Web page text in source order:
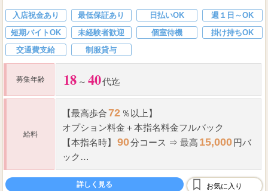
入店祝金あり 最低保証あり 日払いOK
週１日～OK
短期バイトOK
未経験者歓迎 個室待機
掛け持ちOK
交通費支給
制服貸与
募集年齢 18 ～ 40代迄
給料
【最高歩合72 ％以上】
オプション料金＋本指名料金フルバック
【本指名時】
90分コース ⇒ 最高 15,000円バ
ック
＜エリア最高峰の高待遇です！＞
詳しく見る お気に入り